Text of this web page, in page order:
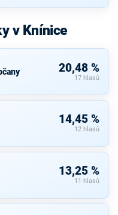
v Knínice
20,48 %
17 hlasů
14,45 %
12 hlasů
13,25 %
11 hlasů